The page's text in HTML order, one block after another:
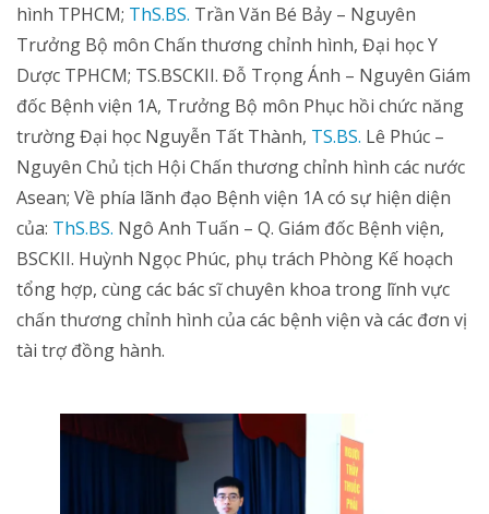
hình TPHCM; ThS.BS. Trần Văn Bé Bảy – Nguyên
Trưởng Bộ môn Chấn thương chỉnh hình, Đại học Y
Dược TPHCM; TS.BSCKII. Đỗ Trọng Ánh – Nguyên Giám
đốc Bệnh viện 1A, Trưởng Bộ môn Phục hồi chức năng
trường Đại học Nguyễn Tất Thành, TS.BS. Lê Phúc –
Nguyên Chủ tịch Hội Chấn thương chỉnh hình các nước
Asean; Về phía lãnh đạo Bệnh viện 1A có sự hiện diện
của: ThS.BS. Ngô Anh Tuấn – Q. Giám đốc Bệnh viện,
BSCKII. Huỳnh Ngọc Phúc, phụ trách Phòng Kế hoạch
tổng hợp, cùng các bác sĩ chuyên khoa trong lĩnh vực
chấn thương chỉnh hình của các bệnh viện và các đơn vị
tài trợ đồng hành.